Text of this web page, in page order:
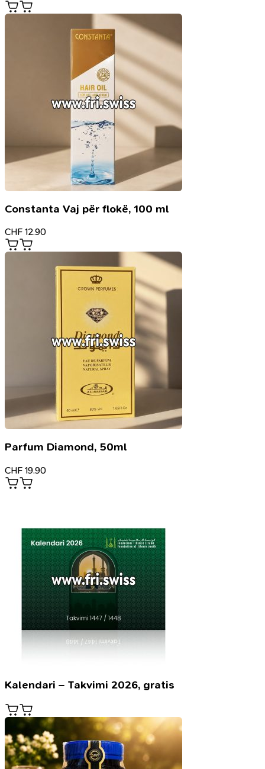
Constanta Vaj për flokë, 100 ml
CHF 12.90
Parfum Diamond, 50ml
CHF 19.90
Kalendari – Takvimi 2026, gratis